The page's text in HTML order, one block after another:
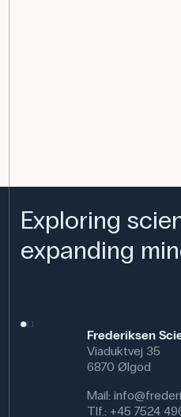
Exploring
expanding
Frederiksen
Viaduktvej 35
6870 Ølgod
Mail:
Tlf.: +45 7524